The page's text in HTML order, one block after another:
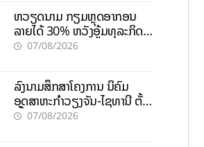
ຫວຽດນາມ ກຽມຫຼຸດອາກອນ
ລາຍໄດ້ 30% ຫວັງອູ້ມທຸລະກິດ
ຂະໜາດນ້ອຍ ແລະ ຈຸນລະ
07/08/2026
ລົງນາມສຶກສາໂຄງການ ນິຄົມ
ອຸດສາຫະກຳວຽງຈັນ-ໄຊທານີ ຕັ້ງ
ເປົ້າດຶງທຶນ 150 ລ້ານໂດລາ, ສ້າງ
07/08/2026